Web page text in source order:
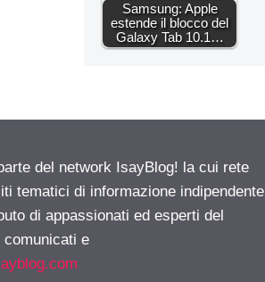
Samsung: Apple
estende il blocco del
Galaxy Tab 10.1…
del network IsayBlog! la cui rete
tematici di informazione indipendente
di appassionati ed esperti del
e